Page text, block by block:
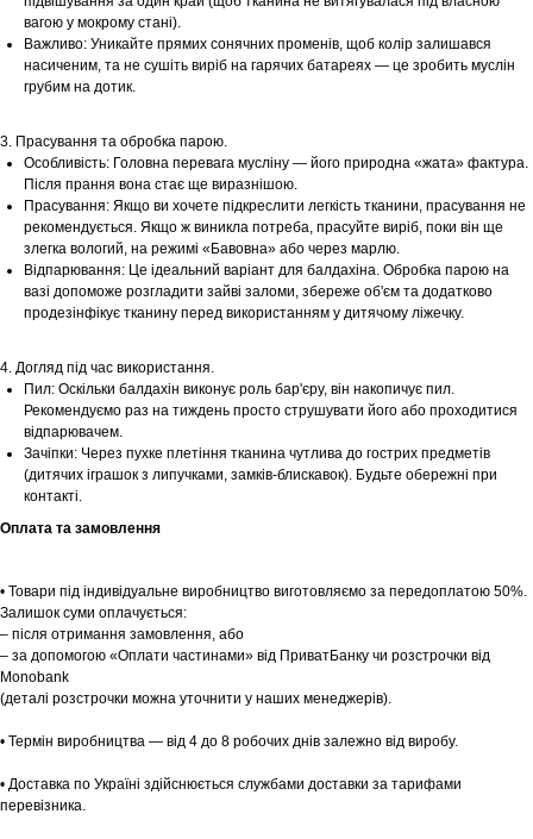
вагою у мокрому стані).
Важливо: Уникайте прямих сонячних променів, щоб колір залишався
насиченим, та не сушіть виріб на гарячих батареях — це зробить муслін
грубим на дотик.
3. Прасування та обробка парою.
Особливість: Головна перевага мусліну — його природна «жата» фактура.
Після прання вона стає ще виразнішою.
Прасування: Якщо ви хочете підкреслити легкість тканини, прасування не
рекомендується. Якщо ж виникла потреба, прасуйте виріб, поки він ще
злегка вологий, на режимі «Бавовна» або через марлю.
Відпарювання: Це ідеальний варіант для балдахіна. Обробка парою на
вазі допоможе розгладити зайві заломи, збереже об'єм та додатково
продезінфікує тканину перед використанням у дитячому ліжечку.
4. Догляд під час використання.
Пил: Оскільки балдахін виконує роль бар'єру, він накопичує пил.
Рекомендуємо раз на тиждень просто струшувати його або проходитися
відпарювачем.
Зачіпки: Через пухке плетіння тканина чутлива до гострих предметів
(дитячих іграшок з липучками, замків-блискавок). Будьте обережні при
контакті.
Оплата та замовлення
• Товари під індивідуальне виробництво виготовляємо за передоплатою 50%.
Залишок суми оплачується:
– після отримання замовлення, або
– за допомогою «Оплати частинами» від ПриватБанку чи розстрочки від
Monobank
(деталі розстрочки можна уточнити у наших менеджерів).
• Термін виробництва — від 4 до 8 робочих днів залежно від виробу.
• Доставка по Україні здійснюється службами доставки за тарифами
перевізника.
Шоурум
Заплануйте візит у простір створений
Записатися